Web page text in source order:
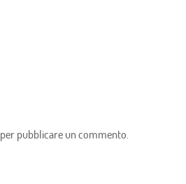
per pubblicare un commento.